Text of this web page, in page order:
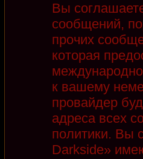
Вы
сообщений,
прочих
которая
к вашему
провайдер
адреса всех
политики. Вы
Darkside»